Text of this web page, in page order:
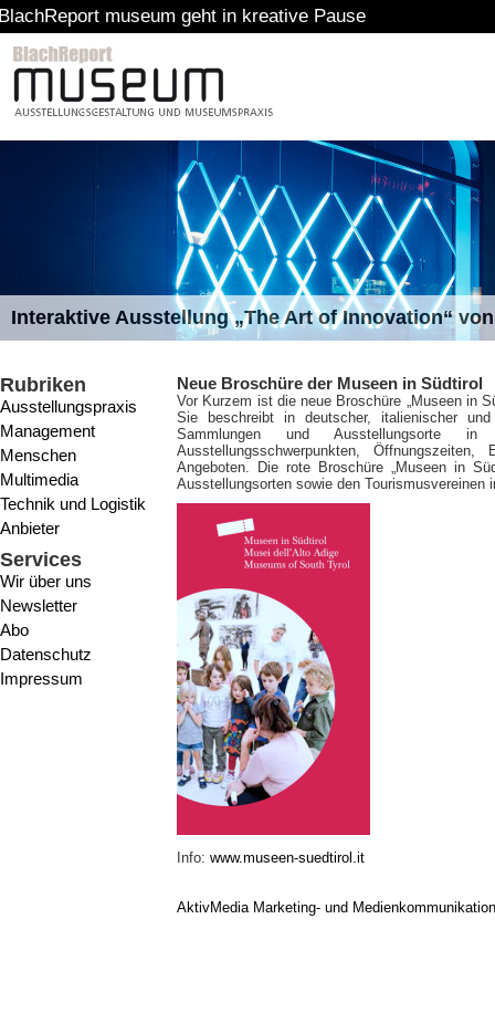
museum geht in kreative Pause
Interaktive Ausstellung „The Art of Innovation“
Rubriken
Ausstellungspraxis
Management
Menschen
Multimedia
Technik und Logistik
Anbieter
Services
Wir über uns
Newsletter
Abo
Datenschutz
Impressum
Neue Broschüre der Museen in Südtirol
Vor Kurzem ist die neue Broschüre „Museen in
Sie beschreibt in deutscher, italienischer
Sammlungen und Ausstellungsorte
Ausstellungsschwerpunkten,
Angeboten. Die rote Broschüre „Museen in
Ausstellungsorten sowie den
Info: www.museen-suedtirol.it
AktivMedia Marketing- und